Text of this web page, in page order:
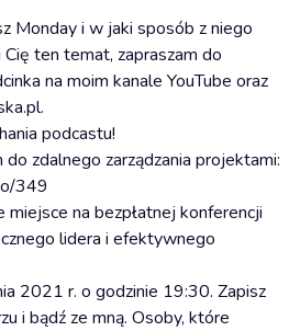
Monday i w jaki sposób z niego
ten temat, zapraszam do
na moim kanale YouTube oraz
podcastu!
zdalnego zarządzania projektami:
349
na bezpłatnej konferencji
lidera i efektywnego
2021 r. o godzinie 19:30. Zapisz
i bądź ze mną. Osoby, które